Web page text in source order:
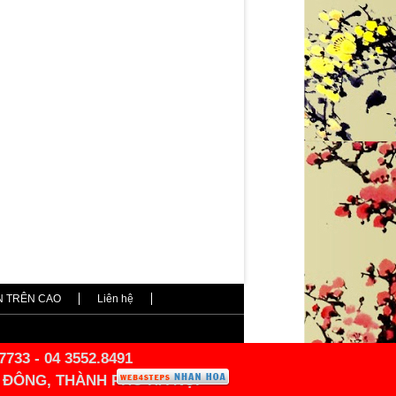
TRÊN CAO Liên hệ
- 04 3552.8491
THÀNH PHỐ HÀ NỘI